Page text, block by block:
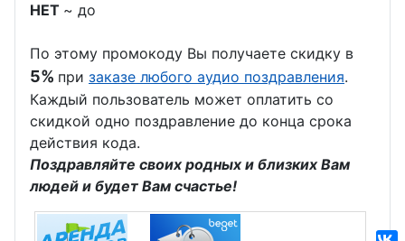
НЕТ ~ до
По этому промокоду Вы получаете скидку в
5% при заказе любого аудио поздравления.
Каждый пользователь может оплатить со
скидкой одно поздравление до конца срока
действия кода.
Поздравляйте своих родных и близких Вам
людей и будет Вам счастье!